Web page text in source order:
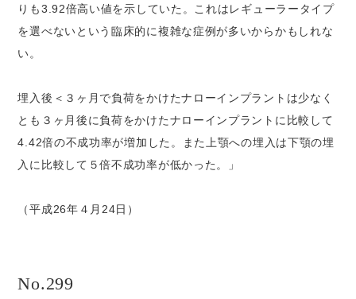
りも3.92倍高い値を示していた。これはレギューラータイプ
を選べないという臨床的に複雑な症例が多いからかもしれな
い。
埋入後＜３ヶ月で負荷をかけたナローインプラントは少なく
とも３ヶ月後に負荷をかけたナローインプラントに比較して
4.42倍の不成功率が増加した。また上顎への埋入は下顎の埋
入に比較して５倍不成功率が低かった。」
（平成26年４月24日）
No.299